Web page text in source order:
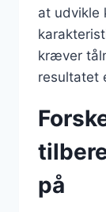
at udvikle
kræver
resultatet
på